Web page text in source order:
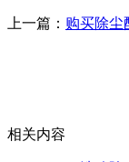
上一篇： 购买除尘
相关内容